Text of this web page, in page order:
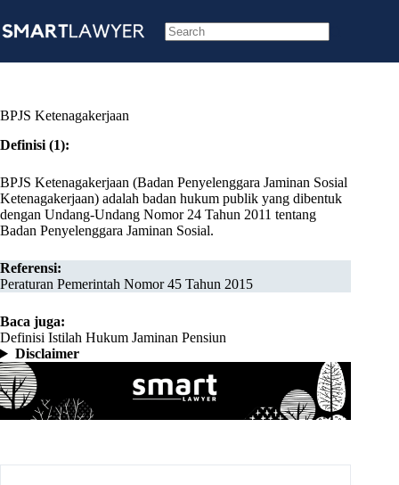
to
content
results
BPJS Ketenagakerjaan
Definisi (1):
BPJS Ketenagakerjaan (Badan Penyelenggara Jaminan Sosial
Ketenagakerjaan) adalah badan hukum publik yang dibentuk
dengan Undang-Undang Nomor 24 Tahun 2011 tentang
Badan Penyelenggara Jaminan Sosial.
Referensi:
Peraturan Pemerintah Nomor 45 Tahun 2015
Baca juga:
Definisi Istilah Hukum Jaminan Pensiun
Disclaimer